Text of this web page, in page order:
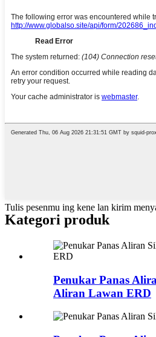
Tulis pesenmu ing kene lan kirim
Kategori produk
Penukar Panas
Aliran Lawan ERD